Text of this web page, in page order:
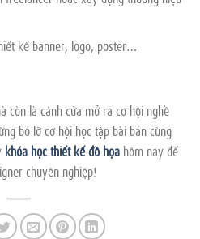
kế banner, logo, poster…
còn là cánh cửa mở ra cơ hội nghề
bỏ lỡ cơ hội học tập bài bản cùng
khóa học thiết kế đồ họa hôm nay để
chuyên nghiệp!